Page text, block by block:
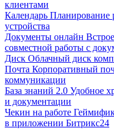
клиентами
Календарь Планирование
устройства
Документы онлайн
совместной работы с
Диск Облачный диск
Почта Корпоративный
коммуникации
База знаний 2.0 Удобное
и документации
Чекин на работе
в приложении Битрикс24